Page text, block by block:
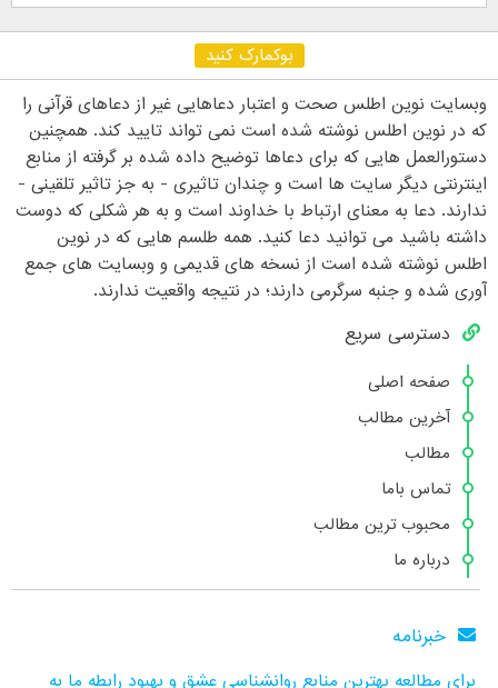
بوکمارک کنید
وبسایت نوین اطلس صحت و اعتبار دعاهایی غیر از دعاهای قرآنی را
که در نوین اطلس نوشته شده است نمی تواند تایید کند. همچنین
دستورالعمل هایی که برای دعاها توضیح داده شده بر گرفته از منابع
اینترنتی دیگر سایت ها است و چندان تاثیری - به جز تاثیر تلقینی -
ندارند. دعا به معنای ارتباط با خداوند است و به هر شکلی که دوست
داشته باشید می توانید دعا کنید. همه طلسم هایی که در نوین
اطلس نوشته شده است از نسخه های قدیمی و وبسایت های جمع
آوری شده و جنبه سرگرمی دارند؛ در نتیجه واقعیت ندارند.
دسترسی سریع
صفحه اصلی
آخرین مطالب
مطالب
تماس باما
محبوب ترین مطالب
درباره ما
خبرنامه
برای مطالعه بهترین منابع روانشناسی عشق و بهبود رابطه ما به